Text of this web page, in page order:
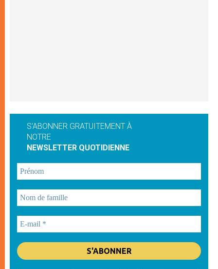
S'ABONNER GRATUITEMENT À
NOTRE
NEWSLETTER QUOTIDIENNE